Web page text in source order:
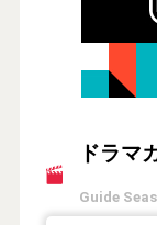
ドラマ
Guide